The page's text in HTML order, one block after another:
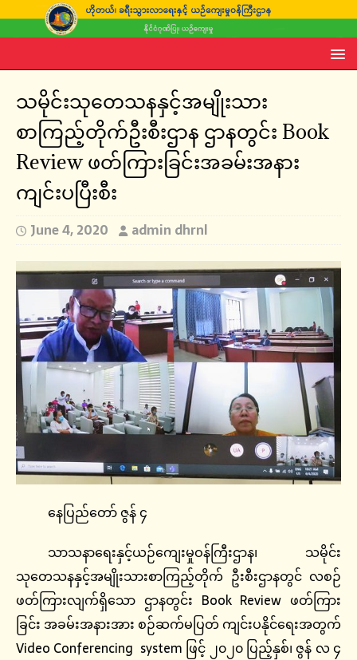
သမိုင်းသုတေသနနှင့်အမျိုးသား
စာကြည့်တိုက်ဦးစီးဌာန ဌာနတွင်း Book
Review ဖတ်ကြားခြင်းအခမ်းအနား
ကျင်းပပြီးစီး
June 4, 2020 admin dhrnl
နေပြည်တော် ဇွန် ၄
သာသနာရေးနှင့်ယဉ်ကျေးမှုဝန်ကြီးဌာန၊ သမိုင်း
သုတေသနနှင့်အမျိုးသားစာကြည့်တိုက် ဦးစီးဌာနတွင် လစဉ်
ဖတ်ကြားလျက်ရှိသော ဌာနတွင်း Book Review ဖတ်ကြား
ခြင်း အခမ်းအနားအား စဉ်ဆက်မပြတ် ကျင်းပနိုင်ရေးအတွက်
Video Conferencing system ဖြင့် ၂၀၂၀ ပြည့်နှစ်၊ ဇွန် လ ၄